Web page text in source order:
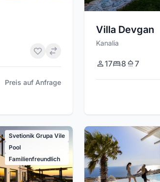
Preis auf Anfrage
Villa Devgan
Kanalia
17 8 7
Svetionik Grupa Vile
Pool
Familienfreundlich